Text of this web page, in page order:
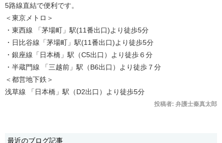
5路線直結で便利です。
＜東京メトロ＞
・東西線 「茅場町」駅(11番出口)より徒歩5分
・日比谷線「茅場町」駅(11番出口)より徒歩5分
・銀座線「日本橋」駅（C5出口）より徒歩６分
・半蔵門線 「三越前」駅（B6出口）より徒歩７分
＜都営地下鉄＞
浅草線 「日本橋」駅（D2出口）より徒歩5分
投稿者: 弁護士秦真太郎
最近のブログ記事